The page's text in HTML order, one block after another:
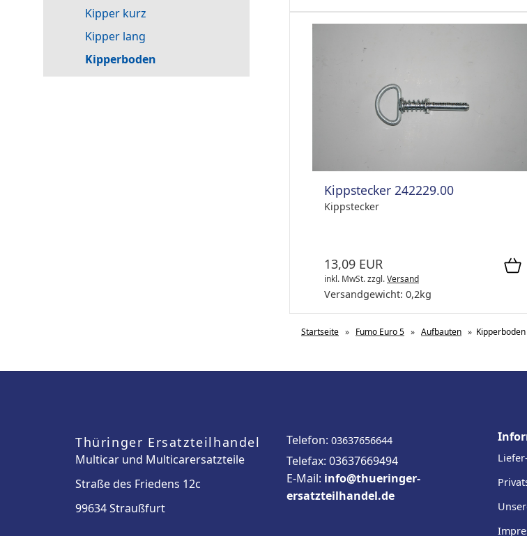
Kipper kurz
Kipper lang
Kipperboden
Kippstecker 242229.00
Kippstecker
13,09 EUR
inkl. MwSt.zzgl.Versand
Versandgewicht: 0,2kg
Startseite » Fumo Euro 5 » Aufbauten » Kipperboden
Thüringer Ersatzteilhandel
Multicar und Multicarersatzteile
Straße des Friedens 12c
99634 Straußfurt
Telefon: 03637656644
Telefax: 03637669494
E-Mail: info@thueringer-
ersatzteilhandel.de